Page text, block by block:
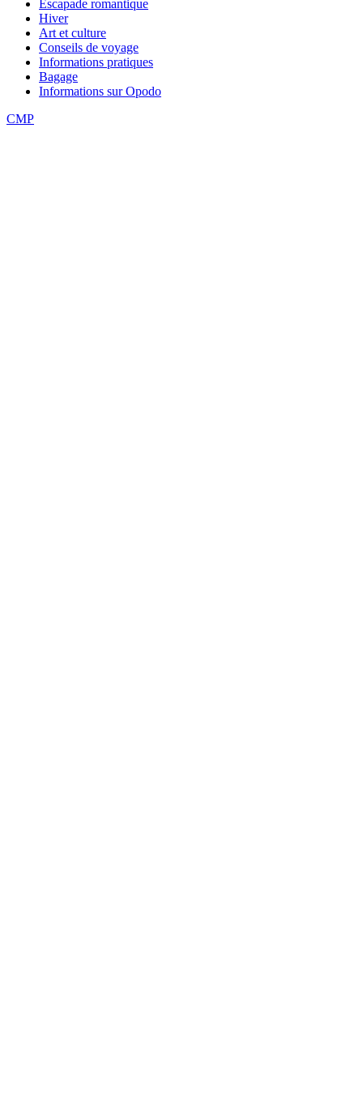
Escapade romantique
Hiver
Art et culture
Conseils de voyage
Informations pratiques
Bagage
Informations sur Opodo
CMP